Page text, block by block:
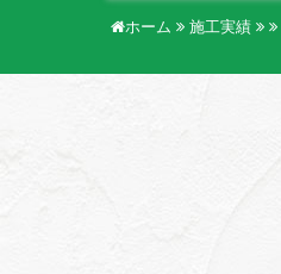
ホーム 施工実績